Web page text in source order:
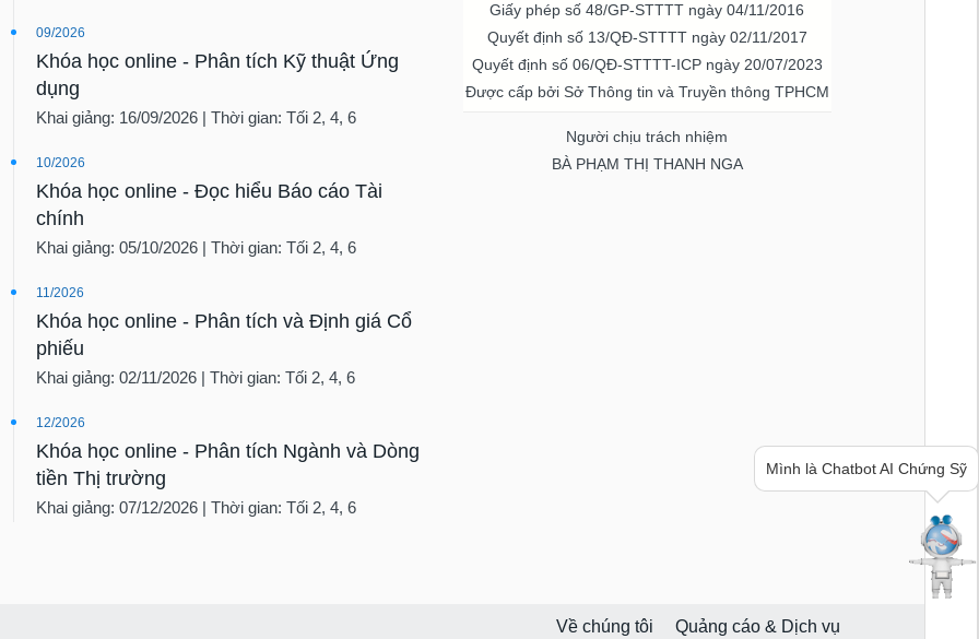
09/2026
Khóa học online - Phân tích Kỹ thuật Ứng
dụng
Khai giảng: 16/09/2026 | Thời gian: Tối 2, 4, 6
10/2026
Khóa học online - Đọc hiểu Báo cáo Tài
chính
Khai giảng: 05/10/2026 | Thời gian: Tối 2, 4, 6
11/2026
Khóa học online - Phân tích và Định giá Cổ
phiếu
Khai giảng: 02/11/2026 | Thời gian: Tối 2, 4, 6
12/2026
Khóa học online - Phân tích Ngành và Dòng
tiền Thị trường
Khai giảng: 07/12/2026 | Thời gian: Tối 2, 4, 6
Giấy phép số 48/GP-STTTT ngày 04/11/2016
Quyết định số 13/QĐ-STTTT ngày 02/11/2017
Quyết định số 06/QĐ-STTTT-ICP ngày 20/07/2023
Được cấp bởi Sở Thông tin và Truyền thông TPHCM
Người chịu trách nhiệm
BÀ PHẠM THỊ THANH NGA
Về chúng tôi Quảng cáo & Dịch vụ
hay lời khuyên về chứng khoán?
Hãy hỏi mình nhé!